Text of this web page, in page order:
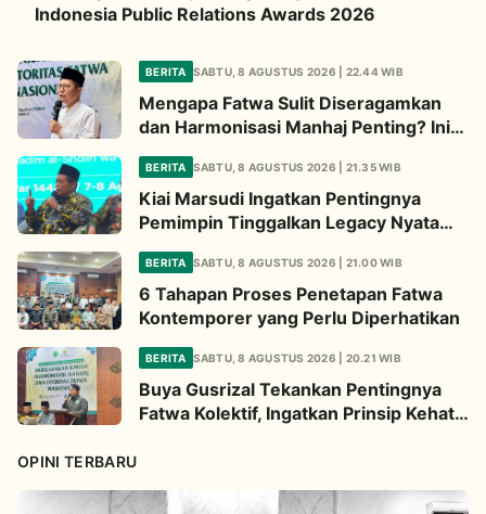
Indonesia Public Relations Awards 2026
BERITA SABTU, 8 AGUSTUS 2026 | 22.44 WIB
Mengapa Fatwa Sulit Diseragamkan
dan Harmonisasi Manhaj Penting? Ini
BERITA SABTU, 8 AGUSTUS 2026 | 21.35 WIB
Kiai Marsudi Ingatkan Pentingnya
Pemimpin Tinggalkan Legacy Nyata
BERITA SABTU, 8 AGUSTUS 2026 | 21.00 WIB
6 Tahapan Proses Penetapan Fatwa
Kontemporer yang Perlu Diperhatikan
BERITA SABTU, 8 AGUSTUS 2026 | 20.21 WIB
Buya Gusrizal Tekankan Pentingnya
Fatwa Kolektif, Ingatkan Prinsip Kehati-
OPINI TERBARU